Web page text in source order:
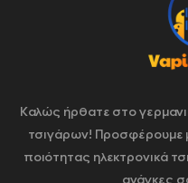
Καλώς ήρθατε στο
τσιγάρων! Προσφέρουμε
ποιότητας ηλεκτρονικά